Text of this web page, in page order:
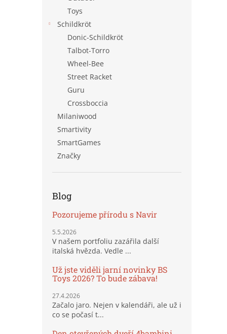
Toys
Schildkröt
Donic-Schildkröt
Talbot-Torro
Wheel-Bee
Street Racket
Guru
Crossboccia
Milaniwood
Smartivity
SmartGames
Značky
Blog
Pozorujeme přírodu s Navir
5.5.2026
V našem portfoliu zazářila další
italská hvězda. Vedle ...
Už jste viděli jarní novinky BS
Toys 2026? To bude zábava!
27.4.2026
Začalo jaro. Nejen v kalendáři, ale už i
co se počasí t...